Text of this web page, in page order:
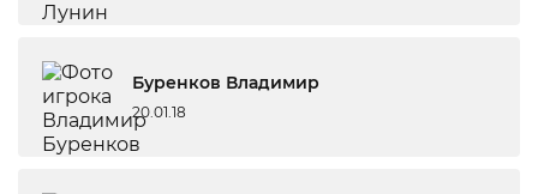
Буренков Владимир
20.01.18